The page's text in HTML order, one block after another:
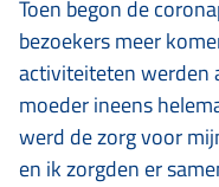
Toen begon de
bezoekers meer
activiteiteten werden
moeder ineens
werd de zorg voor
en ik zorgden er